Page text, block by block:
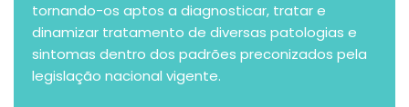
tornando-os aptos a diagnosticar, tratar e
dinamizar tratamento de diversas patologias e
sintomas dentro dos padrões preconizados pela
legislação nacional vigente.